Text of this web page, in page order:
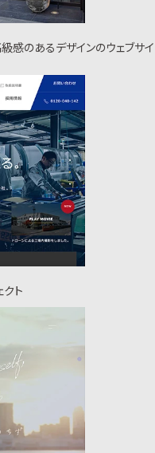
感のあるデザインのウェブサイ
ト